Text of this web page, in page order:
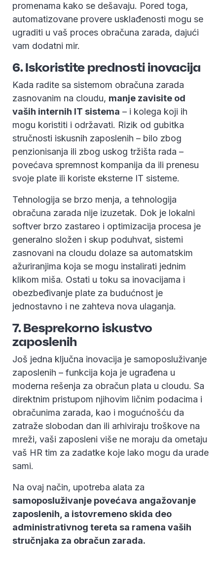
promenama kako se dešavaju. Pored toga,
automatizovane provere usklađenosti mogu se
ugraditi u vaš proces obračuna zarada, dajući
vam dodatni mir.
6. Iskoristite prednosti inovacija
Kada radite sa sistemom obračuna zarada
zasnovanim na cloudu, manje zavisite od
vaših internih IT sistema – i kolega koji ih
mogu koristiti i održavati. Rizik od gubitka
stručnosti iskusnih zaposlenih – bilo zbog
penzionisanja ili zbog uskog tržišta rada –
povećava spremnost kompanija da ili prenesu
svoje plate ili koriste eksterne IT sisteme.
Tehnologija se brzo menja, a tehnologija
obračuna zarada nije izuzetak. Dok je lokalni
softver brzo zastareo i optimizacija procesa je
generalno složen i skup poduhvat, sistemi
zasnovani na cloudu dolaze sa automatskim
ažuriranjima koja se mogu instalirati jednim
klikom miša. Ostati u toku sa inovacijama i
obezbeđivanje plate za budućnost je
jednostavno i ne zahteva nova ulaganja.
7. Besprekorno iskustvo
zaposlenih
Još jedna ključna inovacija je samoposluživanje
zaposlenih – funkcija koja je ugrađena u
moderna rešenja za obračun plata u cloudu. Sa
direktnim pristupom njihovim ličnim podacima i
obračunima zarada, kao i mogućnošću da
zatraže slobodan dan ili arhiviraju troškove na
mreži, vaši zaposleni više ne moraju da ometaju
vaš HR tim za zadatke koje lako mogu da urade
sami.
Na ovaj način, upotreba alata za
samoposluživanje povećava angažovanje
zaposlenih, a istovremeno skida deo
administrativnog tereta sa ramena vaših
stručnjaka za obračun zarada.